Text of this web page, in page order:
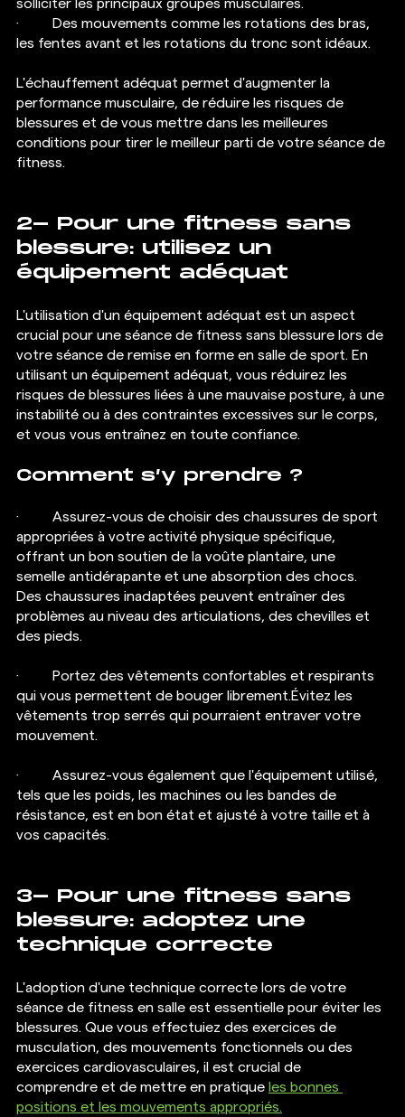
solliciter les principaux groupes musculaires.
·  	Des mouvements comme les rotations des bras,
les fentes avant et les rotations du tronc sont idéaux.
L'échauffement adéquat permet d'augmenter la
performance musculaire, de réduire les risques de
blessures et de vous mettre dans les meilleures
conditions pour tirer le meilleur parti de votre séance de
fitness.
2- Pour une fitness sans
blessure: utilisez un
équipement adéquat
L'utilisation d'un équipement adéquat est un aspect
crucial pour une séance de fitness sans blessure lors de
votre séance de remise en forme en salle de sport. En
utilisant un équipement adéquat, vous réduirez les
risques de blessures liées à une mauvaise posture, à une
instabilité ou à des contraintes excessives sur le corps,
et vous vous entraînez en toute confiance.
Comment s’y prendre ?
·  	Assurez-vous de choisir des chaussures de sport
appropriées à votre activité physique spécifique,
offrant un bon soutien de la voûte plantaire, une
semelle antidérapante et une absorption des chocs.
Des chaussures inadaptées peuvent entraîner des
problèmes au niveau des articulations, des chevilles et
des pieds.
·  	Portez des vêtements confortables et respirants
qui vous permettent de bouger librement.Évitez les
vêtements trop serrés qui pourraient entraver votre
mouvement.
·  	Assurez-vous également que l'équipement utilisé,
tels que les poids, les machines ou les bandes de
résistance, est en bon état et ajusté à votre taille et à
vos capacités.
3- Pour une fitness sans
blessure: adoptez une
technique correcte
L'adoption d'une technique correcte lors de votre
séance de fitness en salle est essentielle pour éviter les
blessures. Que vous effectuiez des exercices de
musculation, des mouvements fonctionnels ou des
exercices cardiovasculaires, il est crucial de
comprendre et de mettre en pratique les bonnes
positions et les mouvements appropriés.